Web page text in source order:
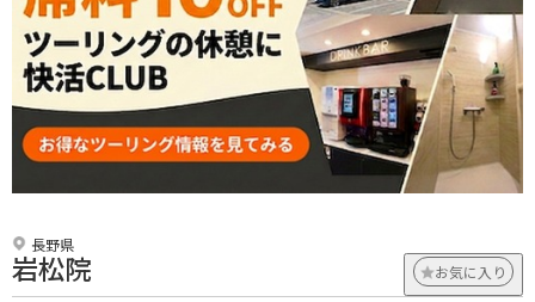
長野県
岩松院 お気に入り